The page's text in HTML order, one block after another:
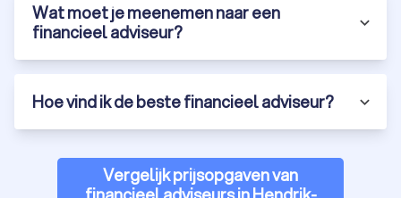
Erf- en schenkingsadvies in Hendrik-Ido-
Ambacht
De regelgeving rondom het schenken en nalaten van geld is
Hendrik-Ido-Ambacht helpt bij fiscaal voordelige oplossingen
zoals vrijstellingen, successierechten beperken en
Wat moet je meenemen naar een
financieel adviseur?
Hoe vind ik de beste financieel adviseur?
Vergelijk prijsopgaven van